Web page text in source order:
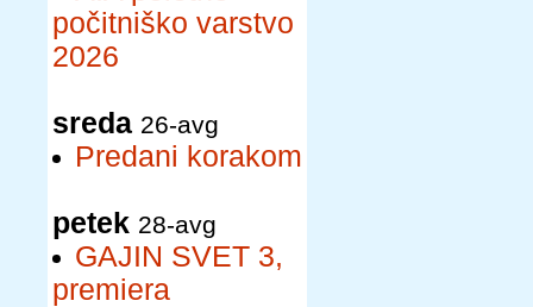
počitniško varstvo
2026
sreda 26-avg
Predani korakom
petek 28-avg
GAJIN SVET 3,
premiera